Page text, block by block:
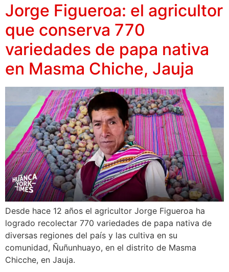
Jorge Figueroa: el agricultor
que conserva 770
variedades de papa nativa
en Masma Chiche, Jauja
Desde hace 12 años el agricultor Jorge Figueroa ha
logrado recolectar 770 variedades de papa nativa de
diversas regiones del país y las cultiva en su
comunidad, Ñuñunhuayo, en el distrito de Masma
Chicche, en Jauja.